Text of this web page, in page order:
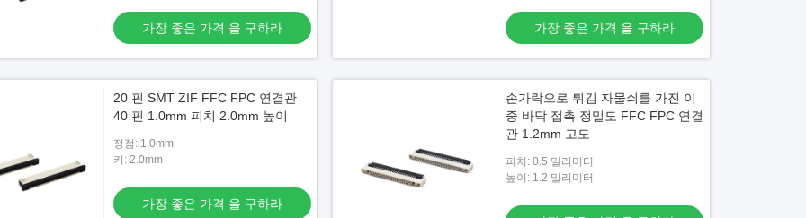
가장 좋은 가격 을 구하라 가장 좋은 가격 을 구하라
20 핀 SMT ZIF FFC FPC 연결관
40 핀 1.0mm 피치 2.0mm 높이
정점: 1.0mm
키: 2.0mm
가장 좋은 가격 을 구하라
손가락으로 튀김 자물쇠를 가진 이
중 바닥 접촉 정밀도 FFC FPC 연결
관 1.2mm 고도
피치: 0.5 밀리미터
높이: 1.2 밀리미터